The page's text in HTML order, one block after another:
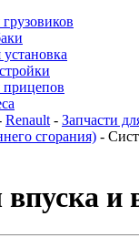
прицепов
Renault - Запчасти
сгорания) -
и